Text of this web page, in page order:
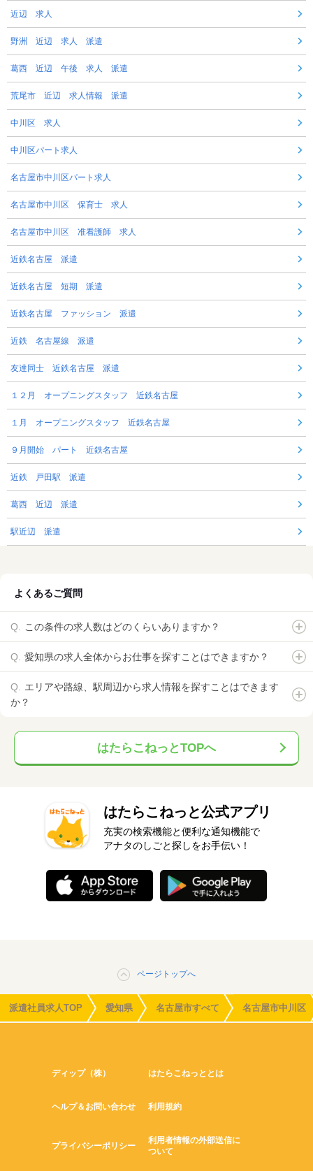
近辺 求人
野洲 近辺 求人 派遣
葛西 近辺 午後 求人 派遣
荒尾市 近辺 求人情報 派遣
中川区 求人
中川区パート求人
名古屋市中川区パート求人
名古屋市中川区 保育士 求人
名古屋市中川区 准看護師 求人
近鉄名古屋 派遣
近鉄名古屋 短期 派遣
近鉄名古屋 ファッション 派遣
近鉄 名古屋線 派遣
友達同士 近鉄名古屋 派遣
１２月 オープニングスタッフ 近鉄名古屋
１月 オープニングスタッフ 近鉄名古屋
９月開始 パート 近鉄名古屋
近鉄 戸田駅 派遣
葛西 近辺 派遣
駅近辺 派遣
よくあるご質問
この条件の求人数はどのくらいありますか？
愛知県の求人全体からお仕事を探すことはできますか？
エリアや路線、駅周辺から求人情報を探すことはできます
か？
はたらこねっとTOPへ
はたらこねっと公式アプリ
充実の検索機能と便利な通知機能で
アナタのしごと探しをお手伝い！
ページトップへ
派遣社員求人TOP 愛知県 名古屋市すべて 名古屋市中川区
ディップ（株） はたらこねっととは
ヘルプ＆お問い合わせ 利用規約
プライバシーポリシー
利用者情報の外部送信に
ついて